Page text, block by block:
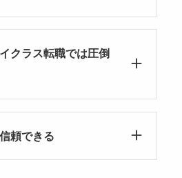
クラス転職では圧倒
頼できる